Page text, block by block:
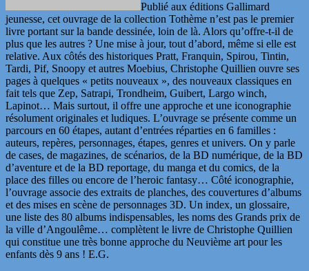
Publié aux éditions Gallimard
jeunesse, cet ouvrage de la collection Tothème n’est pas le premier
livre portant sur la bande dessinée, loin de là. Alors qu’offre-t-il de
plus que les autres ? Une mise à jour, tout d’abord, même si elle est
relative. Aux côtés des historiques Pratt, Franquin, Spirou, Tintin,
Tardi, Pif, Snoopy et autres Moebius, Christophe Quillien ouvre ses
pages à quelques « petits nouveaux », des nouveaux classiques en
fait tels que Zep, Satrapi, Trondheim, Guibert, Largo winch,
Lapinot… Mais surtout, il offre une approche et une iconographie
résolument originales et ludiques. L’ouvrage se présente comme un
parcours en 60 étapes, autant d’entrées réparties en 6 familles :
auteurs, repères, personnages, étapes, genres et univers. On y parle
de cases, de magazines, de scénarios, de la BD numérique, de la BD
d’aventure et de la BD reportage, du manga et du comics, de la
place des filles ou encore de l’heroic fantasy… Côté iconographie,
l’ouvrage associe des extraits de planches, des couvertures d’albums
et des mises en scène de personnages 3D. Un index, un glossaire,
une liste des 80 albums indispensables, les noms des Grands prix de
la ville d’Angoulême… complètent le livre de Christophe Quillien
qui constitue une très bonne approche du Neuvième art pour les
enfants dès 9 ans ! E.G.